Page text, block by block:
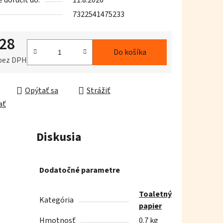
7322541475233
DPH
Do košíka
Opýtať sa
Strážiť
Diskusia
Dodatočné parametre
Kategória
Toaletný
papier
Hmotnosť
0.7 kg